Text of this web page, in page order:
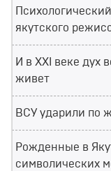
якутского
И в XXI веке дух
живет
ВСУ ударили по
Рожденные в
символических